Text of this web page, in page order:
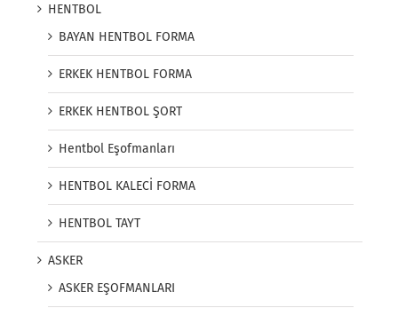
HENTBOL
BAYAN HENTBOL FORMA
ERKEK HENTBOL FORMA
ERKEK HENTBOL ŞORT
Hentbol Eşofmanları
HENTBOL KALECİ FORMA
HENTBOL TAYT
ASKER
ASKER EŞOFMANLARI